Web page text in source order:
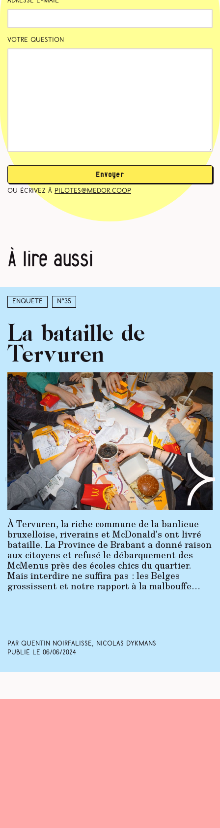
Votre question
Envoyer
ou écrivez à pilotes@medor.coop
À lire aussi
Enquête N°35
La bataille de
Tervuren
À Tervuren, la riche commune de la banlieue
bruxelloise, riverains et McDonald’s ont livré
bataille. La Province de Brabant a donné raison
aux citoyens et refusé le débarquement des
McMenus près des écoles chics du quartier.
Mais interdire ne suffira pas : les Belges
grossissent et notre rapport à la malbouffe…
Par Quentin Noirfalisse, Nicolas Dykmans
Publié le 06/06/2024